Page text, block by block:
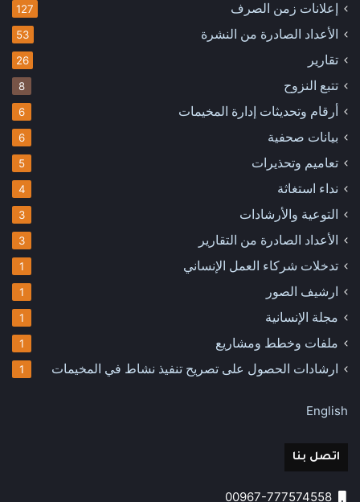
إعلانات زمن الصرف 127
الأعداد الصادرة من النشرة 53
تقارير 26
تتبع النزوح 8
أرقام وتحديثات إدارة المخيمات 6
بيانات صحفية 6
تعاميم وتحذيرات 5
نداء استغاثة 4
التوعية والأرشادات 3
الأعداد الصادرة من التقارير 3
تدخلات شركاء العمل الإنساني 1
ارشيف الصور 1
مجلة الإنسانية 1
ملفات وخطط ومشاريع 1
ارشادات الحصول على تصريح تنفيذ نشاط في المخيمات 1
English
اتصل بنا